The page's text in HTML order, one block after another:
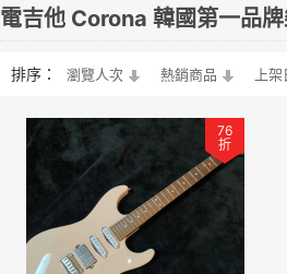
電吉他 Corona 韓國第一品
排序： 瀏覽人次 熱銷商品 上
76
折